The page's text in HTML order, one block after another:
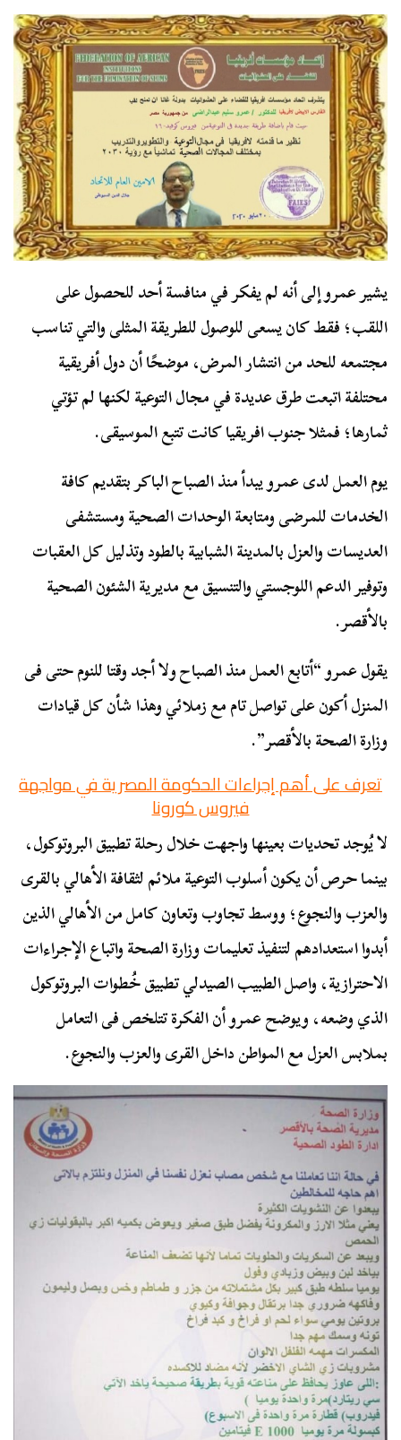
يشير عمرو إلى أنه لم يفكر في منافسة أحد للحصول على
اللقب؛ فقط كان يسعى للوصول للطريقة المثلى والتي تناسب
مجتمعه للحد من انتشار المرض، موضحًا أن دول أفريقية
محتلفة اتبعت طرق عديدة في مجال التوعية لكنها لم تؤتي
ثمارها؛ فمثلا جنوب افريقيا كانت تتبع الموسيقى.
يوم العمل لدى عمرو يبدأ منذ الصباح الباكر بتقديم كافة
الخدمات للمرضى ومتابعة الوحدات الصحية ومستشفى
العديسات والعزل بالمدينة الشبابية بالطود وتذليل كل العقبات
وتوفير الدعم اللوجستي والتنسيق مع مديرية الشئون الصحية
بالأقصر.
يقول عمرو “أتابع العمل منذ الصباح ولا أجد وقتا للنوم حتى فى
المنزل أكون على تواصل تام مع زملائي وهذا شأن كل قيادات
وزارة الصحة بالأقصر”.
تعرف على أهم إجراءات الحكومة المصرية في مواجهة
فيروس كورونا
لا يُوجد تحديات بعينها واجهت خلال رحلة تطبيق البروتوكول،
بينما حرص أن يكون أسلوب التوعية ملائم لثقافة الأهالي بالقرى
والعزب والنجوع؛ ووسط تجاوب وتعاون كامل من الأهالي الذين
أبدوا استعدادهم لتنفيذ تعليمات وزارة الصحة واتباع الإجراءات
الاحترازية، واصل الطبيب الصيدلي تطبيق خُطوات البروتوكول
الذي وضعه، ويوضح عمرو أن الفكرة تتلخص فى التعامل
بملابس العزل مع المواطن داخل القرى والعزب والنجوع.